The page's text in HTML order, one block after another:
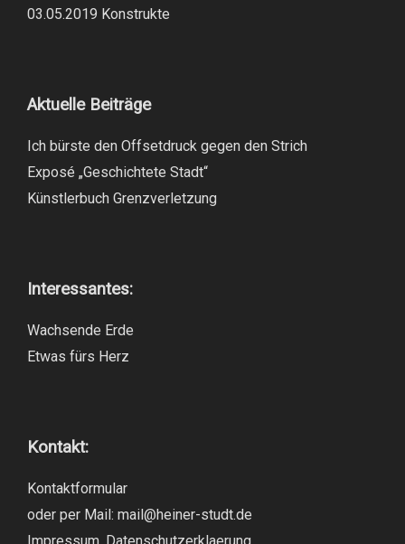
03.05.2019 Konstrukte
Aktuelle Beiträge
Ich bürste den Offsetdruck gegen den Strich
Exposé „Geschichtete Stadt“
Künstlerbuch Grenzverletzung
Interessantes:
Wachsende Erde
Etwas fürs Herz
Kontakt:
Kontaktformular
oder per Mail: mail@heiner-studt.de